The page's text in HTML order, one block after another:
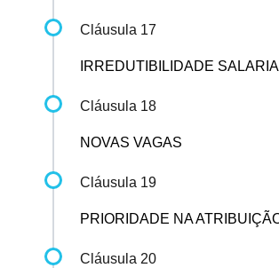
Cláusula 17
IRREDUTIBILIDADE
Cláusula 18
NOVAS VAGAS
Cláusula 19
PRIORIDADE NA
Cláusula 20